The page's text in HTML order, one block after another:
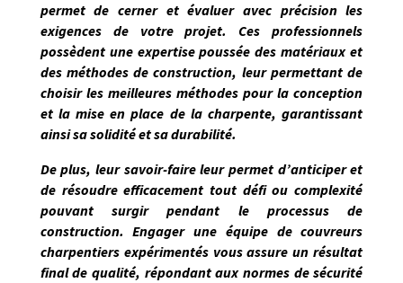
permet decerner et évaluer avec précision les
exigences de votre projet. Ces professionnels
possèdent une expertise poussée des matériaux et
des méthodes de construction, leur permettant de
choisir les meilleures méthodes pour la conception
et la mise en place de la charpente, garantissant
ainsi sa solidité et sa durabilité.
De plus, leur savoir-faire leur permet d’anticiper et
de résoudre efficacement tout défi ou complexité
pouvant surgir pendant le processus de
construction. Engager une équipe de couvreurs
charpentiers expérimentés vous assure un résultat
final de qualité, répondantaux normes de sécurité